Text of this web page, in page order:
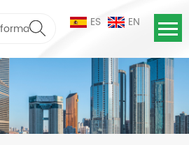
ES EN